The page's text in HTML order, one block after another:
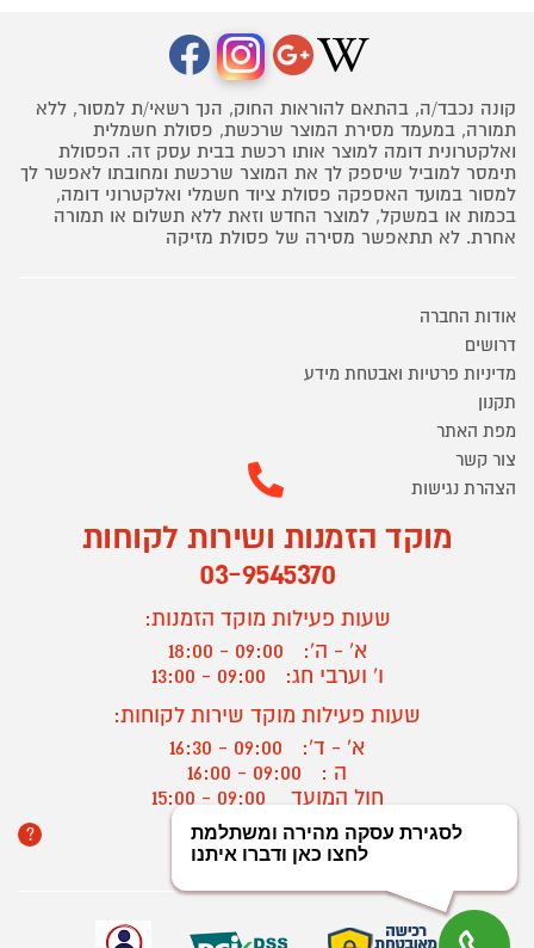
קונה נכבד/ה, בהתאם להוראות החוק, הנך רשאי/ת למסור, ללא
תמורה, במעמד מסירת המוצר שרכשת, פסולת חשמלית
ואלקטרונית דומה למוצר אותו רכשת בבית עסק זה. הפסולת
תימסר למוביל שיספק לך את המוצר שרכשת ומחובתו לאפשר לך
למסור במועד האספקה פסולת ציוד חשמלי ואלקטרוני דומה,
בכמות או במשקל, למוצר החדש וזאת ללא תשלום או תמורה
אחרת. לא תתאפשר מסירה של פסולת מזיקה
אודות החברה
דרושים
מדיניות פרטיות ואבטחת מידע
תקנון
מפת האתר
צור קשר
הצהרת נגישות
מוקד הזמנות ושירות לקוחות
03-9545370
שעות פעילות מוקד הזמנות:
א' - ה':
09:00 - 18:00
ו' וערבי חג:
09:00 - 13:00
שעות פעילות מוקד שירות לקוחות:
א' - ד':
09:00 - 16:30
ה :
09:00 - 16:00
חול המועד
? יצירת קשר/ביטול הזמנה